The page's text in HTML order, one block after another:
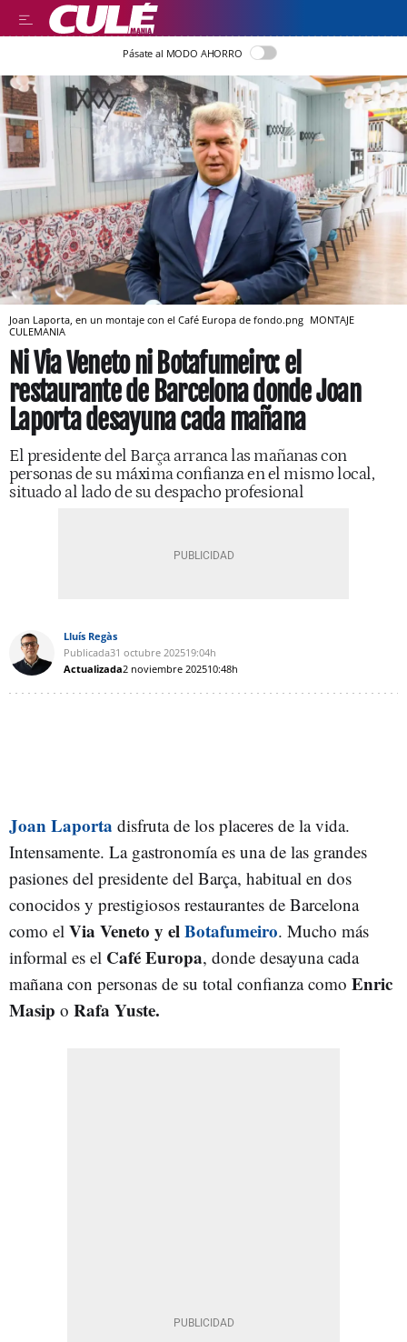
Pásate al MODO AHORRO
Joan Laporta, en un montaje con el Café Europa de fondo.png MONTAJE
CULEMANIA
Ni Via Veneto ni Botafumeiro: el
restaurante de Barcelona donde Joan
Laporta desayuna cada mañana
El presidente del Barça arranca las mañanas con
personas de su máxima confianza en el mismo local,
situado al lado de su despacho profesional
Lluís Regàs
Publicada31 octubre 202519:04h
Actualizada2 noviembre 202510:48h
Joan Laporta disfruta de los placeres de la vida.
Intensamente. La gastronomía es una de las grandes
pasiones del presidente del Barça, habitual en dos
conocidos y prestigiosos restaurantes de Barcelona
como el Via Veneto y elBotafumeiro. Mucho más
informal es el Café Europa, donde desayuna cada
mañana con personas de su total confianza como Enric
Masip o Rafa Yuste.